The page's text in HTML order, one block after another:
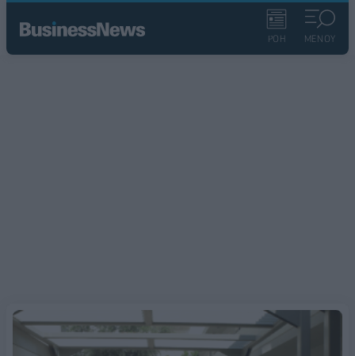
ΡΟΗ ΜΕΝΟΥ